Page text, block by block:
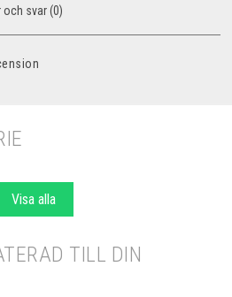
och svar (0)
Visa alla
TILL DIN